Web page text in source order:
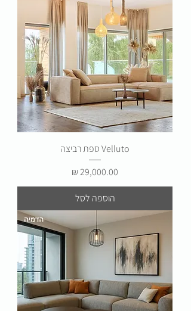
Velluto ספת רביצה
מחיר
הוספה לסל